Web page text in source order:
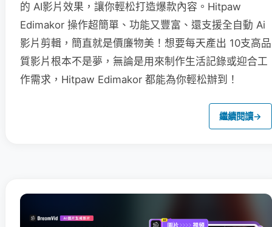
的 AI影片效果，讓你輕松打造爆款內容。Hitpaw
Edimakor 操作超簡單、功能又豐富、還支援全自動 Ai
影片剪輯，簡直就是價廉物美！想要每天產出 10支高品
質影片根本不是夢，無論是用來制作生活記錄或迎合工
作需求，Hitpaw Edimakor 都能為你輕松辦到！
繼續閱讀→